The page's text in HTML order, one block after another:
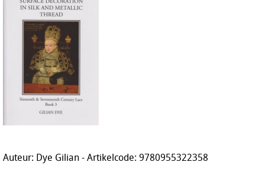
Auteur: Dye Gilian - Artikelcode: 9780955322358